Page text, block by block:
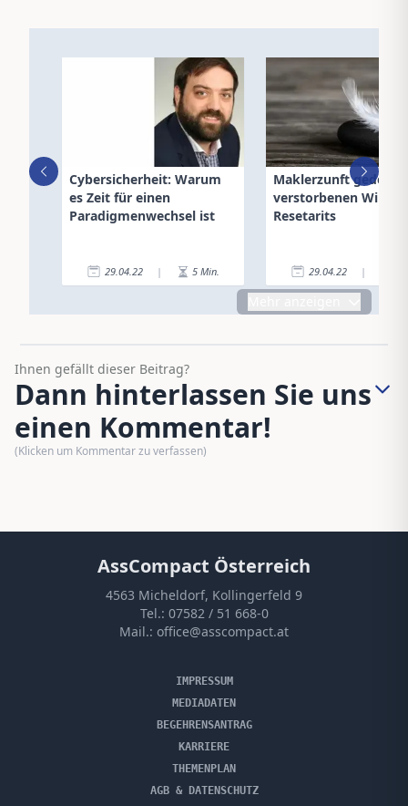
Cybersicherheit: Warum
es Zeit für einen
Paradigmenwechsel ist
29.04.22 | 5 Min.
Maklerzunft gedenkt
verstorbenen Willi
Resetarits
29.04.22 |
Ihnen gefällt dieser Beitrag?
Dann hinterlassen Sie uns
einen Kommentar!
(Klicken um Kommentar zu verfassen)
AssCompact Österreich
4563 Micheldorf, Kollingerfeld 9
Tel.: 07582 / 51 668-0
Mail.: office@asscompact.at
IMPRESSUM
MEDIADATEN
BEGEHRENSANTRAG
KARRIERE
THEMENPLAN
AGB & DATENSCHUTZ